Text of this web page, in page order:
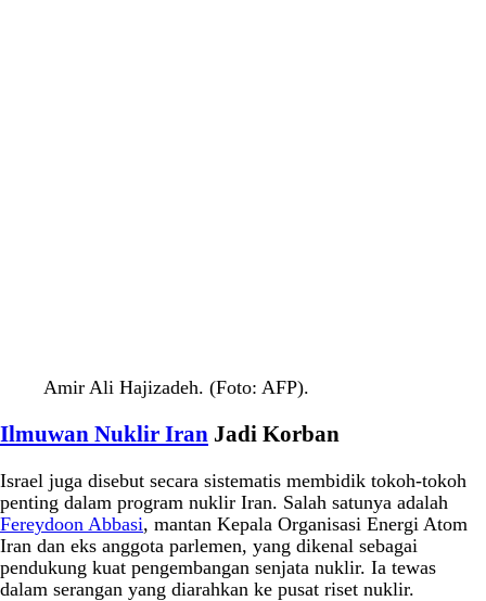
Amir Ali Hajizadeh. (Foto: AFP).
Ilmuwan Nuklir Iran Jadi Korban
Israel juga disebut secara sistematis membidik tokoh-tokoh
penting dalam program nuklir Iran. Salah satunya adalah
Fereydoon Abbasi, mantan Kepala Organisasi Energi Atom
Iran dan eks anggota parlemen, yang dikenal sebagai
pendukung kuat pengembangan senjata nuklir. Ia tewas
dalam serangan yang diarahkan ke pusat riset nuklir.